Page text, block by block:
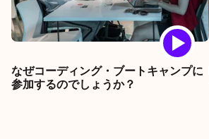
なぜコーディング・ブートキャンプに
参加するのでしょうか？